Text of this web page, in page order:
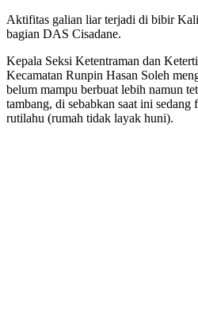
Aktifitas galian liar terjadi di bibir
bagian DAS Cisadane.
Kepala Seksi Ketentraman dan
Kecamatan Runpin Hasan Soleh
belum mampu berbuat lebih namun
tambang, di sebabkan saat ini sedang
rutilahu (rumah tidak layak huni).